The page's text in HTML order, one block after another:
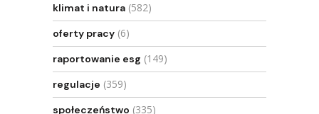
klimat i natura (582)
oferty pracy (6)
raportowanie esg (149)
regulacje (359)
społeczeństwo (335)